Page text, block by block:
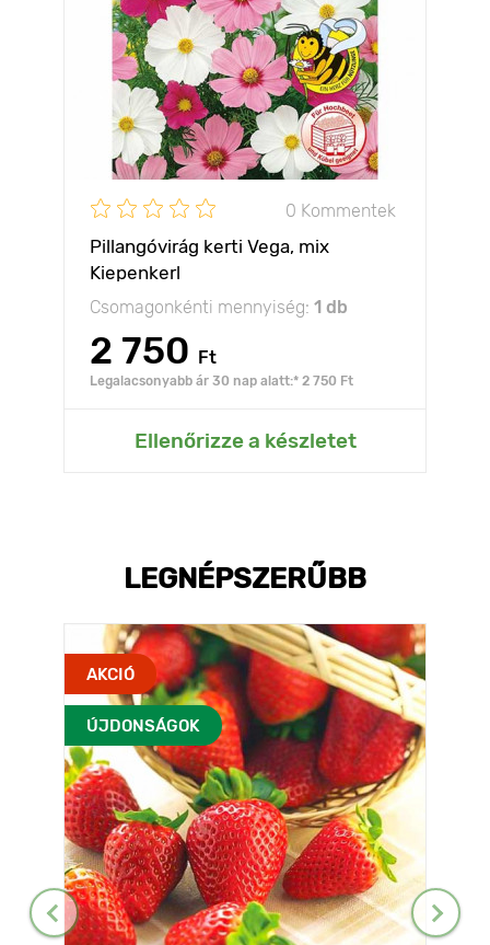
0 Kommentek
Pillangóvirág kerti Vega, mix
Kiepenkerl
Csomagonkénti mennyiség: 1 db
2 750 Ft
Legalacsonyabb ár 30 nap alatt:* 2 750 Ft
Ellenőrizze a készletet
LEGNÉPSZERŰBB
AKCIÓ
ÚJDONSÁGOK